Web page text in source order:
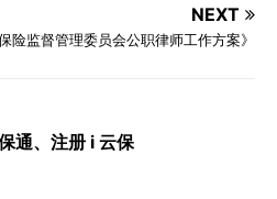
NEXT
险监督管理委员会公职律师工作方案》
通、注册 i 云保